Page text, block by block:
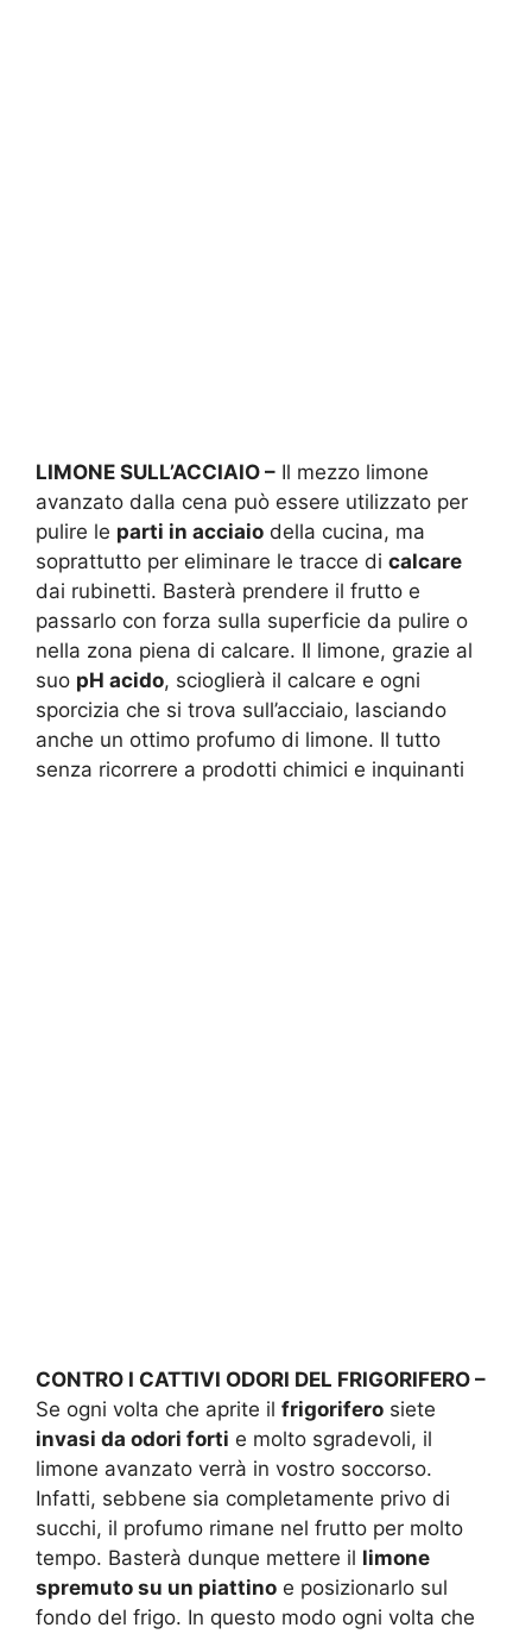
LIMONE SULL’ACCIAIO – Il mezzo limone
avanzato dalla cena può essere utilizzato per
pulire le parti in acciaio della cucina, ma
soprattutto per eliminare le tracce di calcare
dai rubinetti. Basterà prendere il frutto e
passarlo con forza sulla superficie da pulire o
nella zona piena di calcare. Il limone, grazie al
suo pH acido, scioglierà il calcare e ogni
sporcizia che si trova sull’acciaio, lasciando
anche un ottimo profumo di limone. Il tutto
senza ricorrere a prodotti chimici e inquinanti
CONTRO I CATTIVI ODORI DEL FRIGORIFERO –
Se ogni volta che aprite il frigorifero siete
invasi da odori forti e molto sgradevoli, il
limone avanzato verrà in vostro soccorso.
Infatti, sebbene sia completamente privo di
succhi, il profumo rimane nel frutto per molto
tempo. Basterà dunque mettere il limone
spremuto su un piattino e posizionarlo sul
fondo del frigo. In questo modo ogni volta che